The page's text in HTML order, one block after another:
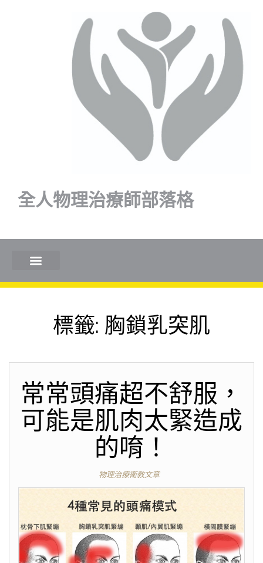
全人物理治療師部落格
標籤: 胸鎖乳突肌
常常頭痛超不舒服，
可能是肌肉太緊造成
的唷！
物理治療衛教文章